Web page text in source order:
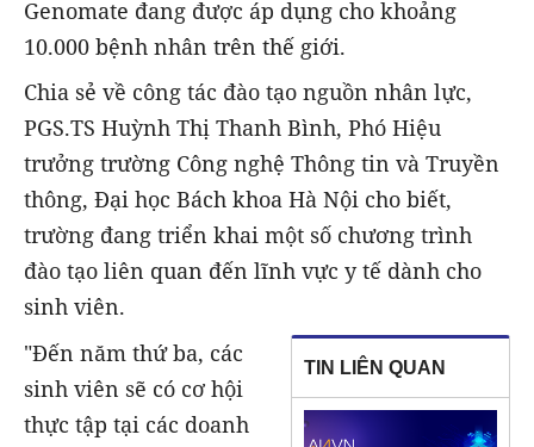
Genomate đang được áp dụng cho khoảng
10.000 bệnh nhân trên thế giới.
Chia sẻ về công tác đào tạo nguồn nhân lực,
PGS.TS Huỳnh Thị Thanh Bình, Phó Hiệu
trưởng trường Công nghệ Thông tin và Truyền
thông, Đại học Bách khoa Hà Nội cho biết,
trường đang triển khai một số chương trình
đào tạo liên quan đến lĩnh vực y tế dành cho
sinh viên.
TIN LIÊN QUAN
"Đến năm thứ ba, các
sinh viên sẽ có cơ hội
thực tập tại các doanh